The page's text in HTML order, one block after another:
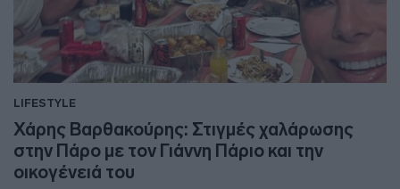
LIFESTYLE
Χάρης Βαρθακούρης: Στιγμές χαλάρωσης
στην Πάρο με τον Γιάννη Πάριο και την
οικογένειά του